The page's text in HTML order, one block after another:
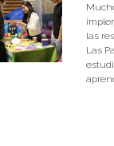
las
Las